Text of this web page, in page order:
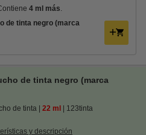
4 ml más.
de tinta negro (marca
de tinta negro (marca
de tinta 22 ml 123tinta
y descripción